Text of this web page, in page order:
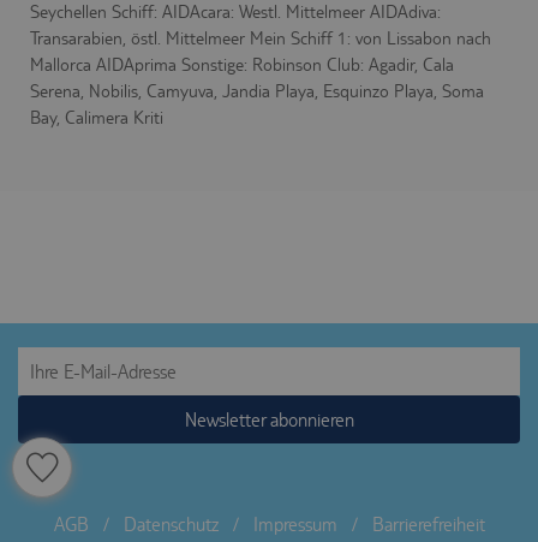
Seychellen Schiff: AIDAcara: Westl. Mittelmeer AIDAdiva:
Transarabien, östl. Mittelmeer Mein Schiff 1: von Lissabon nach
Mallorca AIDAprima Sonstige: Robinson Club: Agadir, Cala
Serena, Nobilis, Camyuva, Jandia Playa, Esquinzo Playa, Soma
Bay, Calimera Kriti
Newsletter abonnieren
AGB / Datenschutz / Impressum / Barrierefreiheit
PHPSESSID
reisecenter.de
Steuerung und
Zuordnung der
aktuellen
Sitzung